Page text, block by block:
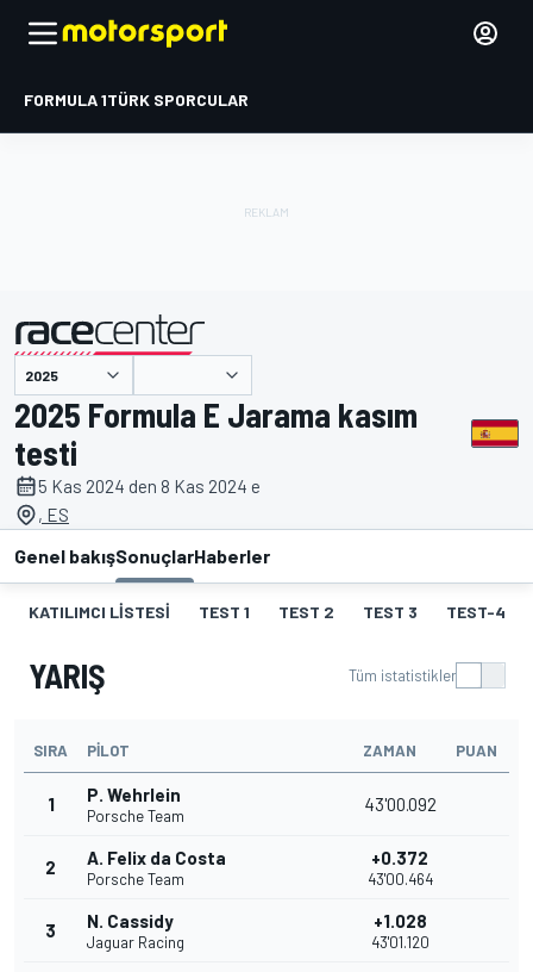
FORMULA 1TÜRK SPORCULAR
2025 Formula E Jarama kasım
testi
5 Kas 2024 den 8 Kas 2024 e
, ES
Genel bakışSonuçlarHaberler
KATILIMCI LISTESI TEST 1 TEST 2 TEST 3 TEST-4
YARIŞ Tüm istatistikler
SIRA PILOT ZAMAN PUAN
1 P. Wehrlein
Porsche Team
43'00.092
2 A. Felix da Costa
Porsche Team
+0.372
43'00.464
3 N. Cassidy
Jaguar Racing
+1.028
43'01.120